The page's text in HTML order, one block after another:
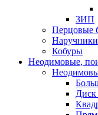
ЗИП
Перцовые
Наручники
Кобуры
Неодимовые,
Диск